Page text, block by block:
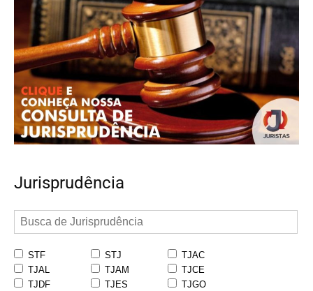
Jurisprudência
STF STJ
TJAC
TJAL
TJAM
TJCE
TJDF
TJES
TJGO